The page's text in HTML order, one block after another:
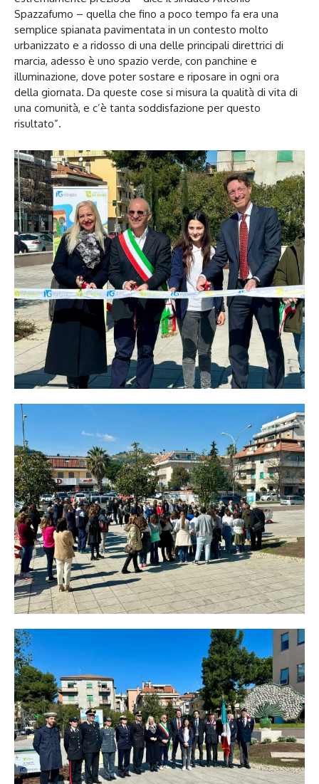
Spazzafumo – quella che fino a poco tempo fa era una
semplice spianata pavimentata in un contesto molto
urbanizzato e a ridosso di una delle principali direttrici di
marcia, adesso è uno spazio verde, con panchine e
illuminazione, dove poter sostare e riposare in ogni ora
della giornata. Da queste cose si misura la qualità di vita di
una comunità, e c’è tanta soddisfazione per questo
risultato”.